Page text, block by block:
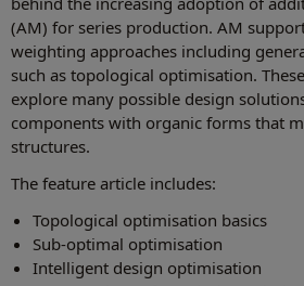
(AM) for series production. AM
weighting approaches including
such as topological optimisation.
explore many possible design
components with organic forms that
structures.
The feature article includes:
Topological optimisation basics
Sub-optimal optimisation
Intelligent design optimisation